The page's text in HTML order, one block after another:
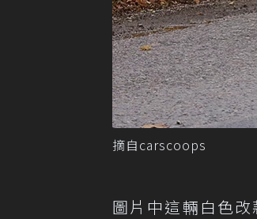
摘自carscoops
圖片中這輛白色